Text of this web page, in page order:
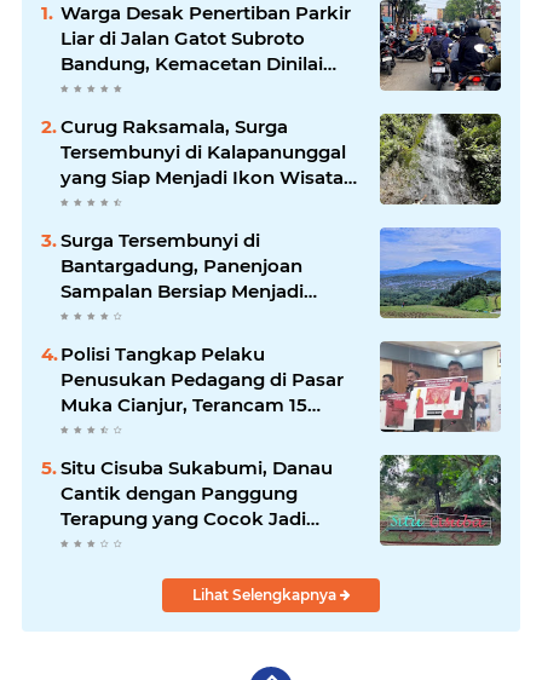
Warga Desak Penertiban Parkir
Liar di Jalan Gatot Subroto
Bandung, Kemacetan Dinilai
Makin Mengkhawatirkan
Curug Raksamala, Surga
Tersembunyi di Kalapanunggal
yang Siap Menjadi Ikon Wisata
Alam Baru Kabupaten
Surga Tersembunyi di
Bantargadung, Panenjoan
Sampalan Bersiap Menjadi
Destinasi Desa Wisata Baru
Sukabumi
Polisi Tangkap Pelaku
Penusukan Pedagang di Pasar
Muka Cianjur, Terancam 15
Tahun Penjara
Situ Cisuba Sukabumi, Danau
Cantik dengan Panggung
Terapung yang Cocok Jadi
Destinasi Libur Akhir Pekan
Lihat Selengkapnya